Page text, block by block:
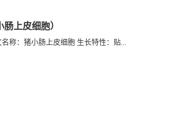
上皮细胞）
称：猪小肠上皮细胞 生长特性：贴...